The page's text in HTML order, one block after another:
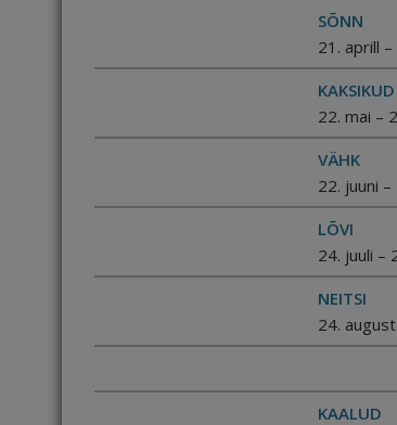
SÕNN
21. aprill
KAKSIKUD
22. mai –
VÄHK
22. juuni –
LÕVI
24. juuli –
NEITSI
24.
KAALUD